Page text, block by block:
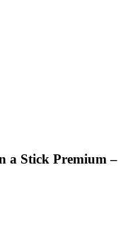
a Stick Premium –